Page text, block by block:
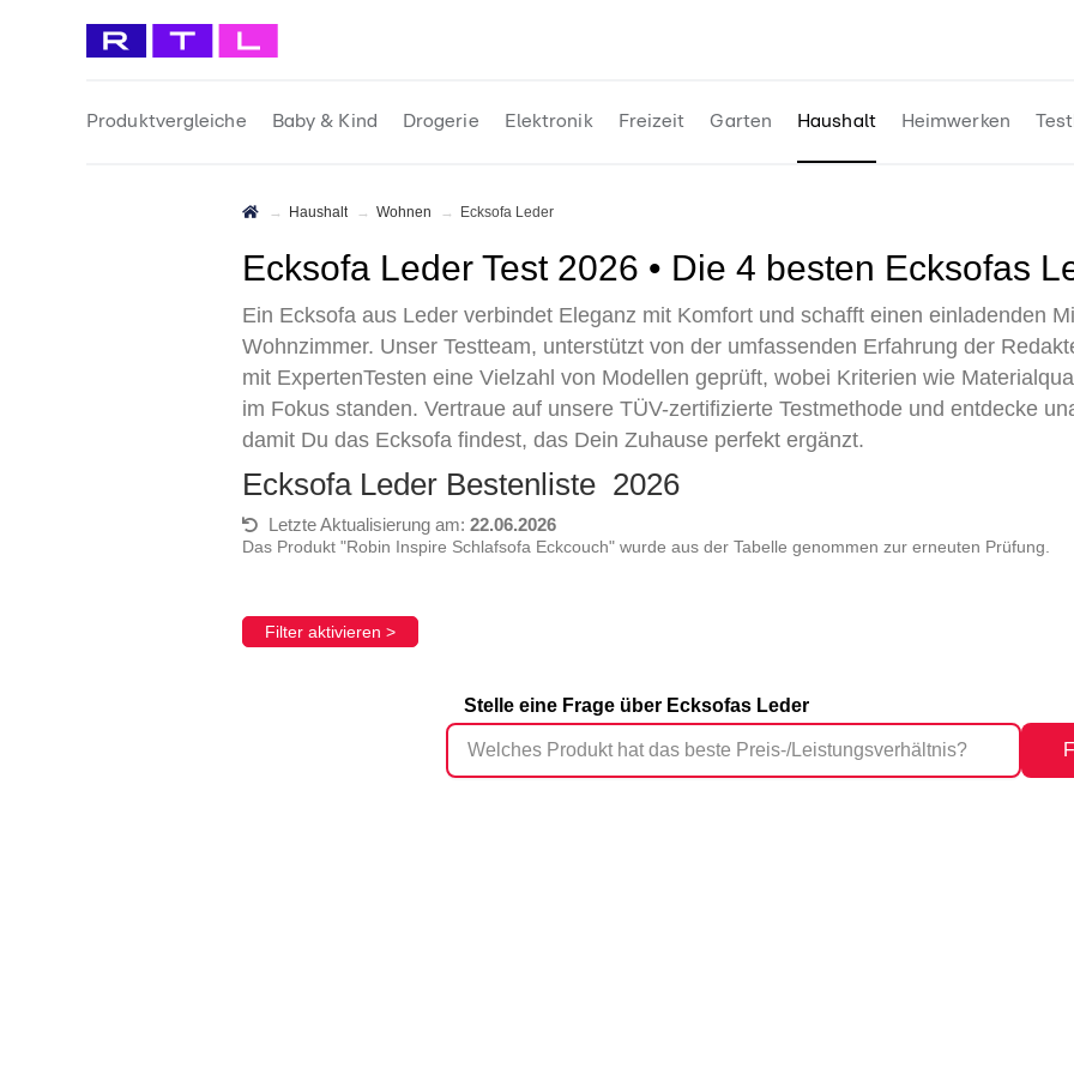
Produktvergleiche Baby & Kind Drogerie Elektronik Freizeit Garten Haushalt Heimwerken
Haushalt Wohnen Ecksofa Leder
Ecksofa Leder Test 2026 • Die 4 besten Ecksofas
Ein Ecksofa aus Leder verbindet Eleganz mit Komfort und schafft einen einladenden
Wohnzimmer. Unser Testteam, unterstützt von der umfassenden Erfahrung der
mit ExpertenTesten eine Vielzahl von Modellen geprüft, wobei Kriterien wie
im Fokus standen. Vertraue auf unsere TÜV-zertifizierte Testmethode und entdecke
damit Du das Ecksofa findest, das Dein Zuhause perfekt ergänzt.
Ecksofa Leder Bestenliste 2026
Letzte Aktualisierung am: 22.06.2026
Das Produkt "Robin Inspire Schlafsofa Eckcouch" wurde aus der Tabelle genommen zur erneuten Prüfung.
Filter aktivieren >
Stelle eine Frage über Ecksofas Leder